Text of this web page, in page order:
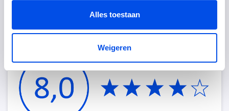
Alles toestaan
Weigeren